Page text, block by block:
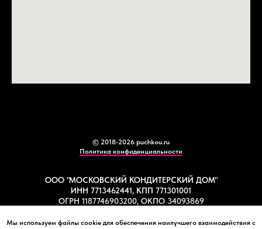
© 2018-2026 puchkou.ru
Политика конфиденциальности
ООО "МОСКОВСКИЙ КОНДИТЕРСКИЙ ДОМ"
ИНН 7713462441, КПП 771301001
ОГРН 1187746903200, ОКПО 34093869
Мы используем файлы cookie для обеспечения наилучшего взаимодействия с